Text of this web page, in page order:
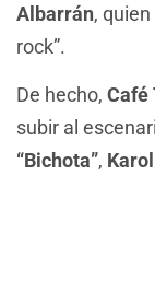
Albarrán,
rock”.
De hecho, Café
subir al
“Bichota”,